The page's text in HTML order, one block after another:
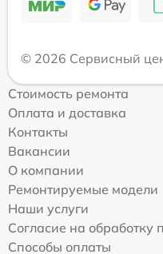
© 2026 Сервисный
Стоимость ремонта
Оплата и доставка
Контакты
Вакансии
О компании
Ремонтируемые модели
Наши услуги
Согласие на
Способы оплаты